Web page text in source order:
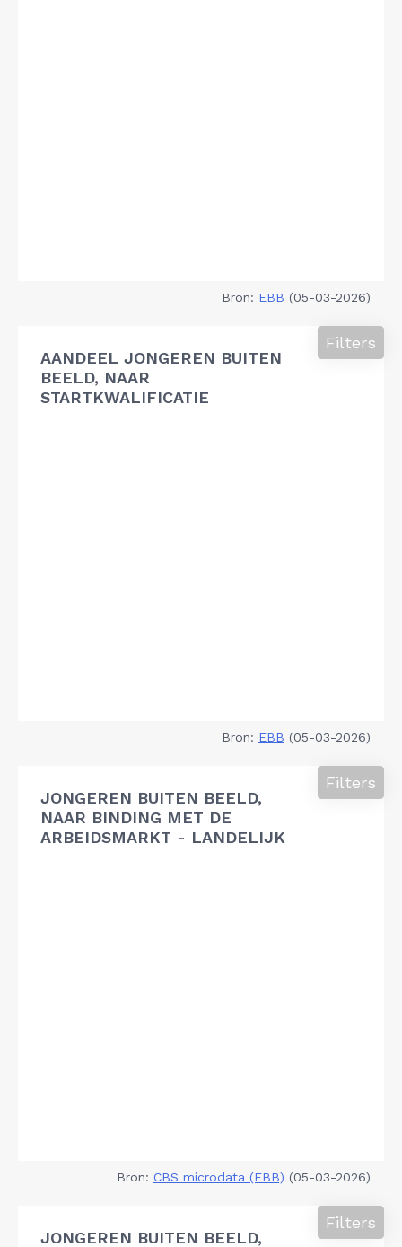
Bron: EBB (05-03-2026)
AANDEEL JONGEREN BUITEN
BEELD, NAAR
STARTKWALIFICATIE
Filters
Bron: EBB (05-03-2026)
JONGEREN BUITEN BEELD,
NAAR BINDING MET DE
ARBEIDSMARKT - LANDELIJK
Filters
Bron: CBS microdata (EBB) (05-03-2026)
JONGEREN BUITEN BEELD,
Filters